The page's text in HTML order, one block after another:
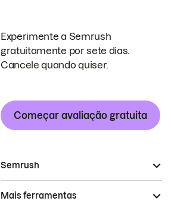
Experimente a Semrush
gratuitamente por sete dias.
Cancele quando quiser.
Começar avaliação gratuita
Semrush
Mais ferramentas